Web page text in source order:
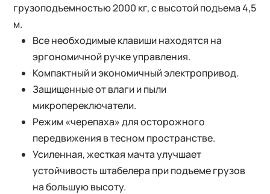
грузоподъемностью 2000 кг, с высотой подъема 4,5
м.
Все необходимые клавиши находятся на
эргономичной ручке управления.
Компактный и экономичный электропривод.
Защищенные от влаги и пыли
микропереключатели.
Режим «черепаха» для осторожного
передвижения в тесном пространстве.
Усиленная, жесткая мачта улучшает
устойчивость штабелера при подъеме грузов
на большую высоту.